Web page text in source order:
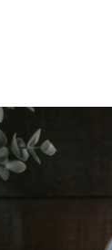
レガシー